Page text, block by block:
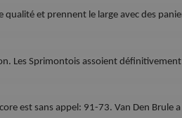
et prennent le large avec des
Les Sprimontois assoient
est sans appel: 91-73. Van Den